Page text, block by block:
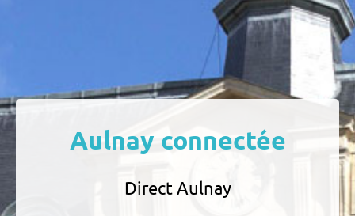
Aulnay connectée
Direct Aulnay